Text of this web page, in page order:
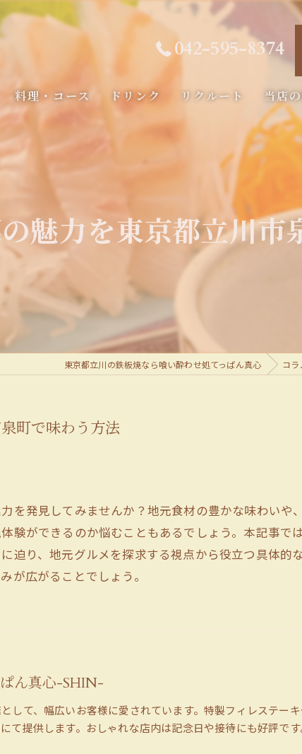
042-595-8374
料理・コース ドリンク リクルート 当店
コース
フィ
記念日
魅力を東京都立川市
東京都立川の鉄板焼なら喰い酔わせ処てっぱん真心 コラ
町で味わう方法
を発見してみませんか？地元食材の豊かな味わい
験ができるのか悩むこともあるでしょう。本記事で
迫り、地元グルメを探求する視点から役立つ具体的
が広がることでしょう。
ん真心-SHIN-
して、幅広いお客様に愛されています。特製フィレステー
て提供します。おしゃれな店内は記念日や接待にも好評で